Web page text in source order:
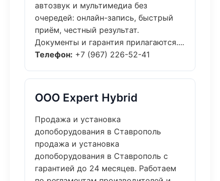
автозвук и мультимедиа без
очередей: онлайн-запись, быстрый
приём, честный результат.
Документы и гарантия прилагаются....
Телефон: +7 (967) 226-52-41
ООО Expert Hybrid
Продажа и установка
допоборудования в Ставрополь
продажа и установка
допоборудования в Ставрополь с
гарантией до 24 месяцев. Работаем